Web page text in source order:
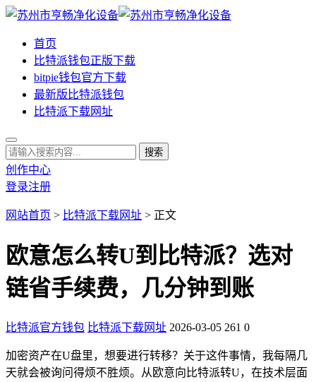
首页
比特派钱包正版下载
bitpie钱包官方下载
最新版比特派钱包
比特派下载网址
创作中心
登录注册
网站首页 > 比特派下载网址 > 正文
欧意怎么转U到比特派？选对
链省手续费，几分钟到账
比特派官方钱包 比特派下载网址 2026-03-05 261 0
加密资产在U盘里，想要进行转移？关于这件事情，我每隔几
天就会被询问得烦不胜烦。从欧意向比特派转U，在技术层面